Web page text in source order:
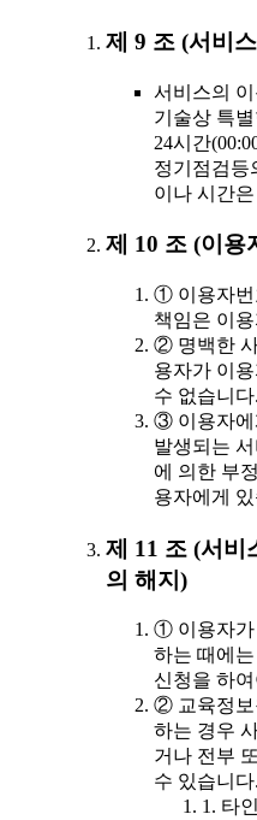
제 9 조 (서비
서비스의
기술상 특
24시간
정기점검등
이나 시간
제 10 조 (이용
① 이용자번
책임은 이
② 명백한 사
용자가 이
수 없습니다.
③ 이용자에
발생되는
에 의한 부
용자에게
제 11 조 (서비
의 해지)
① 이용자가
하는 때에
신청을 하
② 교육정보
하는 경우
거나 전부
수 있습니다.
1. 타